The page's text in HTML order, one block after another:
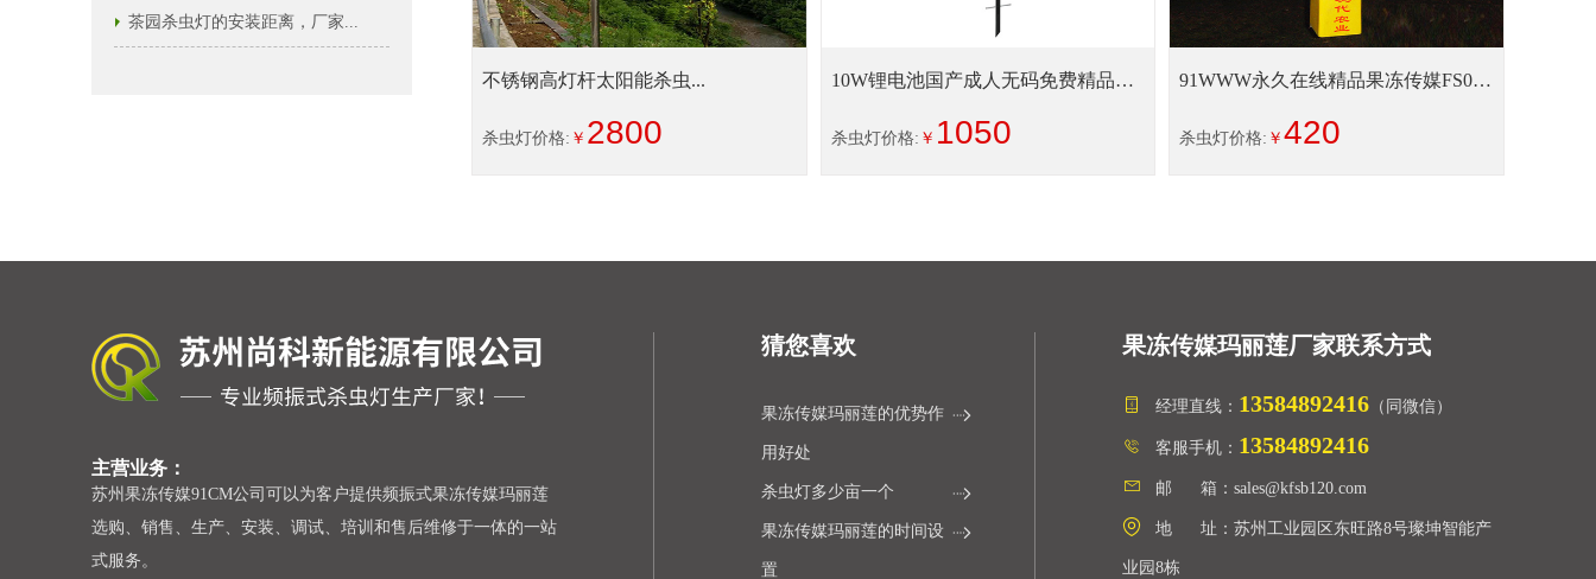
茶园杀虫灯的安装距离，厂家...
不锈钢高灯杆太阳能杀虫...
杀虫灯价格: ￥ 2800
10W锂电池国产成人无码免费精品果
杀虫灯价格: ￥ 1050
91WWW永久在线精品果冻传媒FS018
杀虫灯价格: ￥420
主营业务：
苏州果冻传媒91CM公司可以为客户提供频振式果冻传媒玛丽莲
选购、销售、生产、安装、调试、培训和售后维修于一体的一站
式服务。
猜您喜欢
果冻传媒玛丽莲的优势作
用好处
杀虫灯多少亩一个
果冻传媒玛丽莲的时间设
置
果冻传媒玛丽莲厂家联系方式
经理直线： 13584892416（同微信）
客服手机： 13584892416
邮 箱：sales@kfsb120.com
地 址：苏州工业园区东旺路8号璨坤智能产
业园8栋